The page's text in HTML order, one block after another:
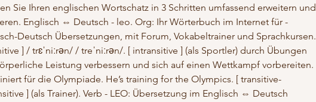
Sie Ihren englischen Wortschatz in 3 Schritten umfassend erweitern und
Englisch ⇔ Deutsch - leo. Org: Ihr Wörterbuch im Internet für
Deutsch­ Übersetzungen, mit Forum, Vokabeltrainer und Sprachkursen.
] / trɛˈniːrən/ / treˈniːrən/. [ intransitive ] (als Sportler) durch Übungen
Leistung verbessern und sich auf einen Wettkampf vorbereiten.
für die Olympiade. He’s training for the Olympics. [ transitive-
] (als Trainer). Verb - LEO: Übersetzung im ­Englisch ⇔ Deutsch